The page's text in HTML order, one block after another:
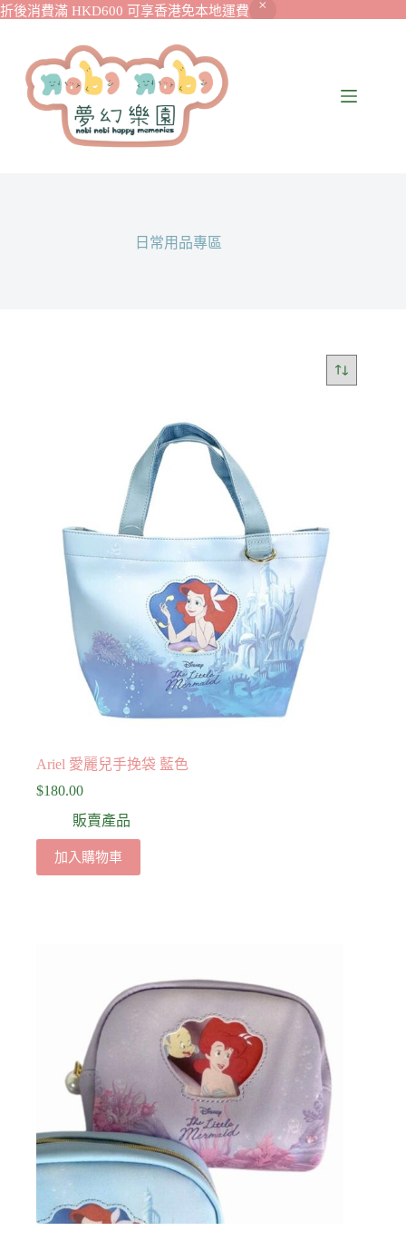
折後消費滿 HKD600 可享香港免本地運費
日常用品專區
Ariel 愛麗兒手挽袋 藍色
$180.00
販賣產品
加入購物車